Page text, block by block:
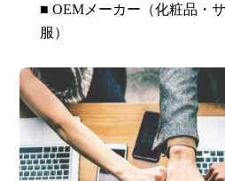
■ OEMメーカー（化粧品・
服）